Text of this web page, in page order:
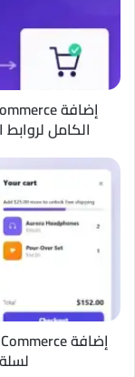
WooCommerce:
لروابط
الكوبونات
الذكية
مبيعات
متجرك
الكامل
إضافة
Side
خفيف
وذكي
لسلة
التسوق